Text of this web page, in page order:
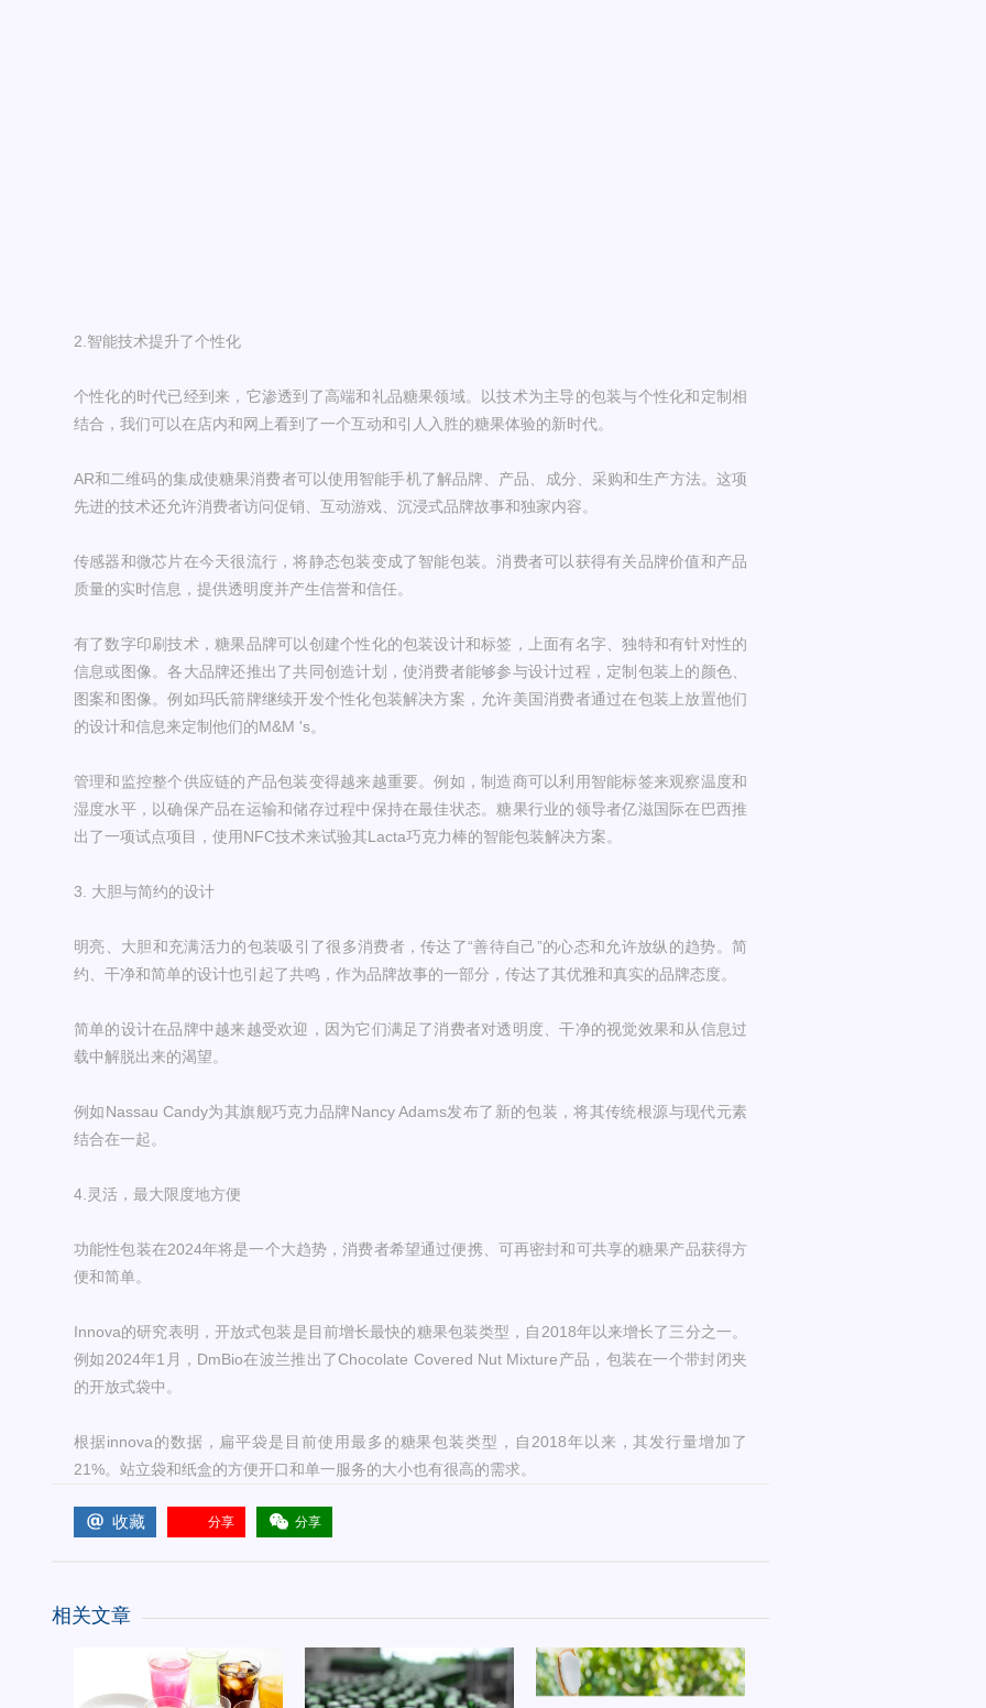
2.智能技术提升了个性化
个性化的时代已经到来，它渗透到了高端和礼品糖果领域。以技术为主导的包装与个性化和定制相
结合，我们可以在店内和网上看到了一个互动和引人入胜的糖果体验的新时代。
AR和二维码的集成使糖果消费者可以使用智能手机了解品牌、产品、成分、采购和生产方法。这项
先进的技术还允许消费者访问促销、互动游戏、沉浸式品牌故事和独家内容。
传感器和微芯片在今天很流行，将静态包装变成了智能包装。消费者可以获得有关品牌价值和产品
质量的实时信息，提供透明度并产生信誉和信任。
有了数字印刷技术，糖果品牌可以创建个性化的包装设计和标签，上面有名字、独特和有针对性的
信息或图像。各大品牌还推出了共同创造计划，使消费者能够参与设计过程，定制包装上的颜色、
图案和图像。例如玛氏箭牌继续开发个性化包装解决方案，允许美国消费者通过在包装上放置他们
的设计和信息来定制他们的M&M 's。
管理和监控整个供应链的产品包装变得越来越重要。例如，制造商可以利用智能标签来观察温度和
湿度水平，以确保产品在运输和储存过程中保持在最佳状态。糖果行业的领导者亿滋国际在巴西推
出了一项试点项目，使用NFC技术来试验其Lacta巧克力棒的智能包装解决方案。
3. 大胆与简约的设计
明亮、大胆和充满活力的包装吸引了很多消费者，传达了“善待自己”的心态和允许放纵的趋势。简
约、干净和简单的设计也引起了共鸣，作为品牌故事的一部分，传达了其优雅和真实的品牌态度。
简单的设计在品牌中越来越受欢迎，因为它们满足了消费者对透明度、干净的视觉效果和从信息过
载中解脱出来的渴望。
例如Nassau Candy为其旗舰巧克力品牌Nancy Adams发布了新的包装，将其传统根源与现代元素
结合在一起。
4.灵活，最大限度地方便
功能性包装在2024年将是一个大趋势，消费者希望通过便携、可再密封和可共享的糖果产品获得方
便和简单。
Innova的研究表明，开放式包装是目前增长最快的糖果包装类型，自2018年以来增长了三分之一。
例如2024年1月，DmBio在波兰推出了Chocolate Covered Nut Mixture产品，包装在一个带封闭夹
的开放式袋中。
根据innova的数据，扁平袋是目前使用最多的糖果包装类型，自2018年以来，其发行量增加了
21%。站立袋和纸盒的方便开口和单一服务的大小也有很高的需求。
收藏 分享 分享
相关文章